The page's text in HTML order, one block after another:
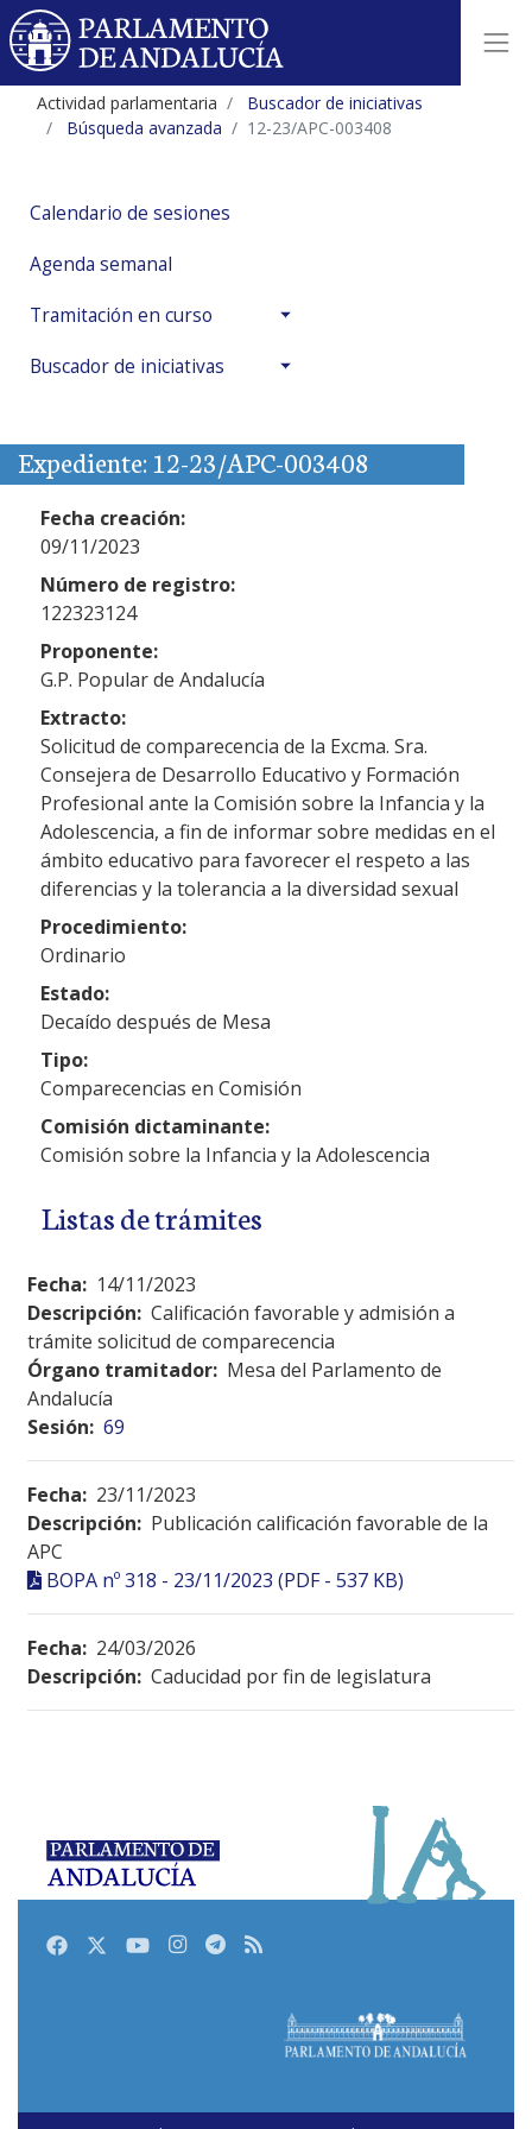
Actividad parlamentaria
Buscador de iniciativas
Búsqueda avanzada
12-23/APC-003408
Calendario de sesiones
Agenda semanal
Tramitación en curso
Buscador de iniciativas
Expediente: 12-23/APC-003408
Fecha creación:
09/11/2023
Número de registro:
122323124
Proponente:
G.P. Popular de Andalucía
Extracto:
Solicitud de comparecencia de la Excma. Sra.
Consejera de Desarrollo Educativo y Formación
Profesional ante la Comisión sobre la Infancia y la
Adolescencia, a fin de informar sobre medidas en el
ámbito educativo para favorecer el respeto a las
diferencias y la tolerancia a la diversidad sexual
Procedimiento:
Ordinario
Estado:
Decaído después de Mesa
Tipo:
Comparecencias en Comisión
Comisión dictaminante:
Comisión sobre la Infancia y la Adolescencia
Listas de trámites
Fecha: 14/11/2023
Descripción: Calificación favorable y admisión a
trámite solicitud de comparecencia
Órgano tramitador: Mesa del Parlamento de
Andalucía
Sesión: 69
Fecha: 23/11/2023
Descripción: Publicación calificación favorable de la
APC
BOPA nº 318 - 23/11/2023 (PDF - 537 KB)
Fecha: 24/03/2026
Descripción: Caducidad por fin de legislatura
FacebookTwitterYoutubeInstagram
Telegram
RSS